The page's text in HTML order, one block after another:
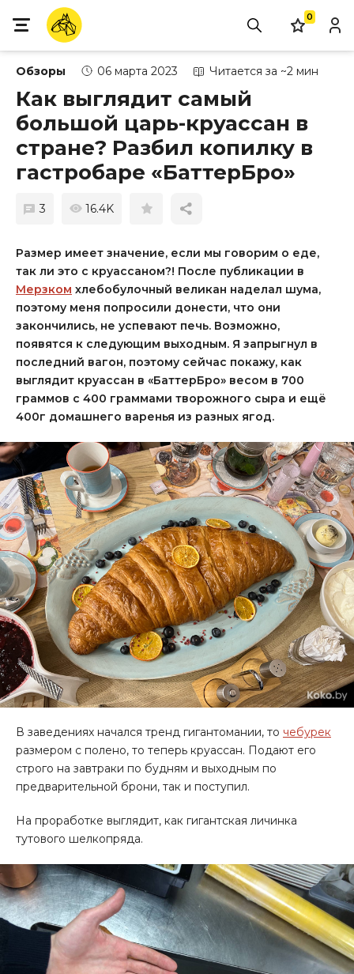
0
Обзоры 06 марта 2023 Читается за ~2 мин
Как выглядит самый
большой царь-круассан в
стране? Разбил копилку в
гастробаре «БаттерБро»
3 16.4K
Размер имеет значение, если мы говорим о еде,
так ли это с круассаном?! После публикации в
Мерзком хлебобулочный великан наделал шума,
поэтому меня попросили донести, что они
закончились, не успевают печь. Возможно,
появятся к следующим выходным. Я запрыгнул в
последний вагон, поэтому сейчас покажу, как
выглядит круассан в «БаттерБро» весом в 700
граммов с 400 граммами творожного сыра и ещё
400г домашнего варенья из разных ягод.
В заведениях начался тренд гигантомании, то чебурек
размером с полено, то теперь круассан. Подают его
строго на завтраки по будням и выходным по
предварительной брони, так и поступил.
На проработке выглядит, как гигантская личинка
тутового шелкопряда.